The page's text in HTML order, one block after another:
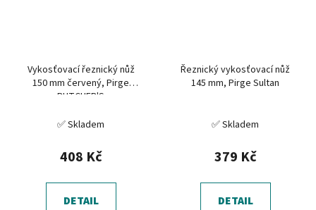
Vykosťovací řeznický nůž
150 mm červený, Pirge
BUTCHER'S
✅ Skladem
408 Kč
DETAIL
Řeznický vykosťovací nůž
145 mm, Pirge Sultan
✅ Skladem
379 Kč
DETAIL